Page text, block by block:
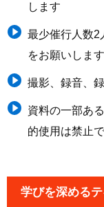
します
最少催行人数2
をお願いします
撮影、録音、
資料の一部あ
的使用は禁止
学びを深める